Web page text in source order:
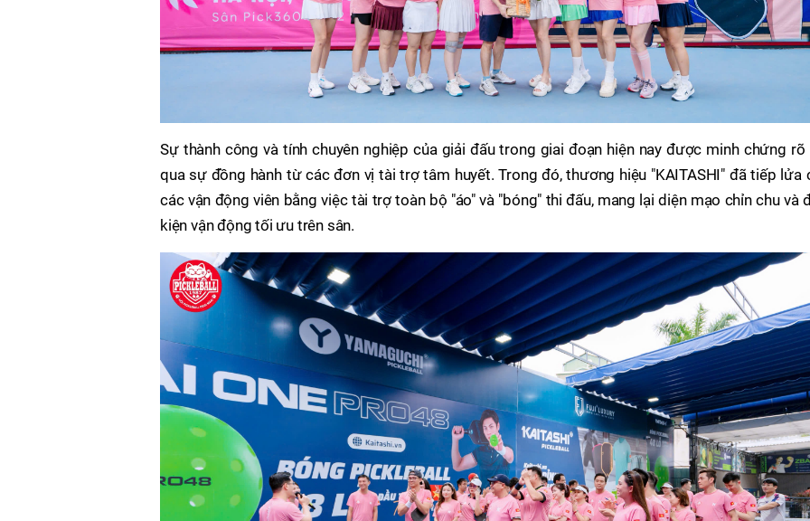
Sự thành công và tính chuyên nghiệp của giải đấu trong giai đoạn hiện nay được minh chứng rõ
qua sự đồng hành từ các đơn vị tài trợ tâm huyết. Trong đó, thương hiệu "KAITASHI" đã tiếp lửa
các vận động viên bằng việc tài trợ toàn bộ "áo" và "bóng" thi đấu, mang lại diện mạo chỉn chu và
kiện vận động tối ưu trên sân.